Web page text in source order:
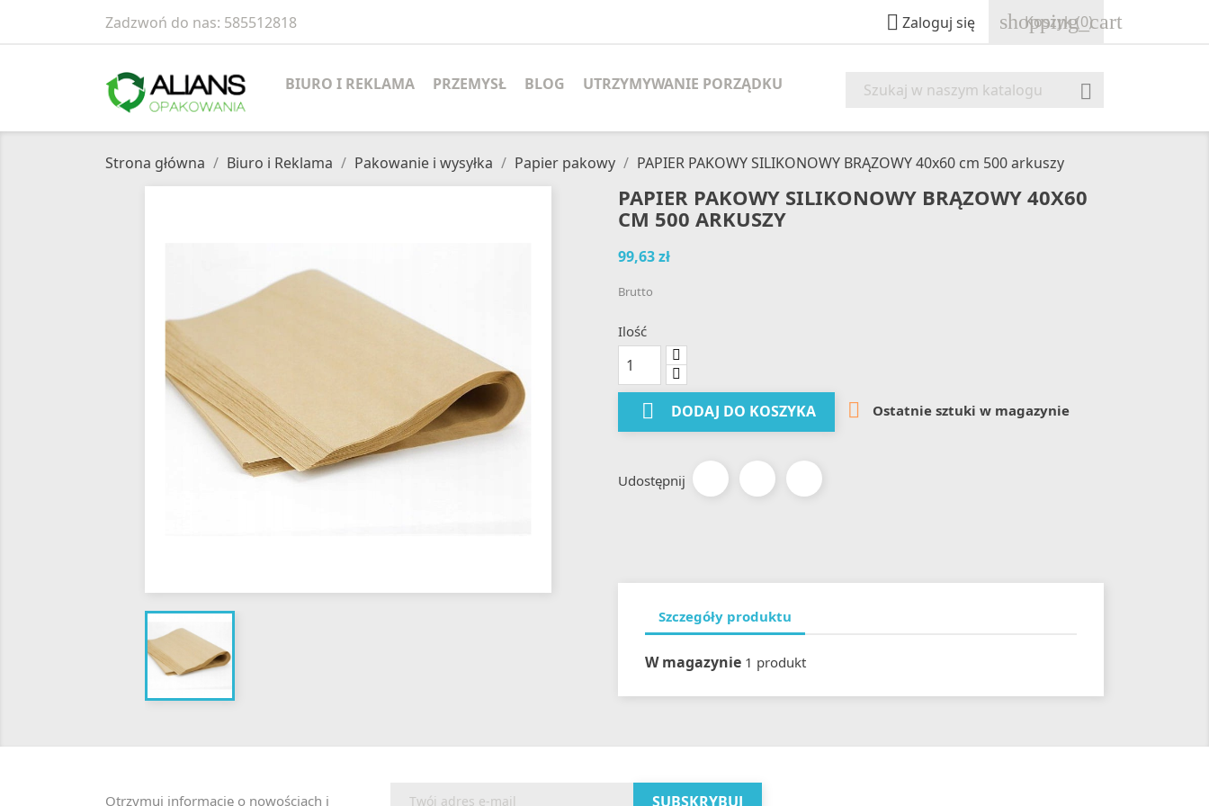
Zadzwoń do nas: 585512818  Zaloguj się shopping_cart
Koszyk(0)
BIURO I REKLAMA PRZEMYSŁ BLOG UTRZYMYWANIE PORZĄDKU 
Strona główna Biuro i Reklama Pakowanie i wysyłka Papier pakowy PAPIER PAKOWY SILIKONOWY BRĄZOWY 40x60 cm 500 arkuszy
PAPIER PAKOWY SILIKONOWY BRĄZOWY 40X60
CM 500 ARKUSZY
99,63 zł
Brutto
Ilość
 DODAJ DO KOSZYKA  Ostatnie sztuki w magazynie
Udostępnij
Szczegóły produktu
W magazynie 1 produkt
Otrzymuj informację o nowościach i